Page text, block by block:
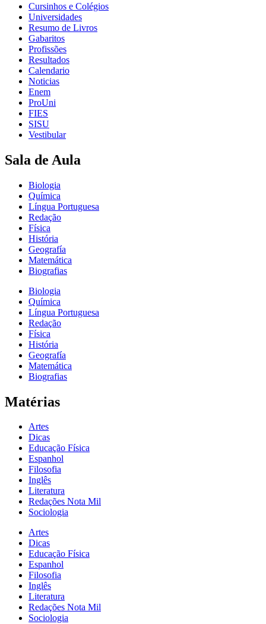
Cursinhos e Colégios
Universidades
Resumo de Livros
Gabaritos
Profissões
Resultados
Calendario
Noticias
Enem
ProUni
FIES
SISU
Vestibular
Sala de Aula
Biologia
Química
Língua Portuguesa
Redação
Física
História
Geografía
Matemática
Biografias
Biologia
Química
Língua Portuguesa
Redação
Física
História
Geografía
Matemática
Biografias
Matérias
Artes
Dicas
Educação Física
Espanhol
Filosofia
Inglês
Literatura
Redações Nota Mil
Sociologia
Artes
Dicas
Educação Física
Espanhol
Filosofia
Inglês
Literatura
Redações Nota Mil
Sociologia